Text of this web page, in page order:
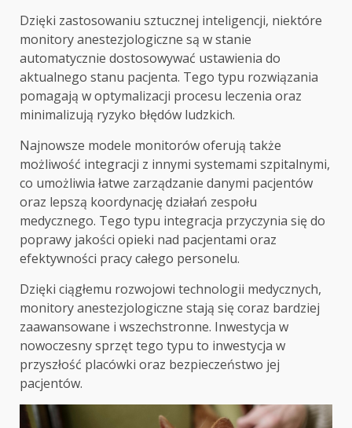
Dzięki zastosowaniu sztucznej inteligencji, niektóre
monitory anestezjologiczne są w stanie
automatycznie dostosowywać ustawienia do
aktualnego stanu pacjenta. Tego typu rozwiązania
pomagają w optymalizacji procesu leczenia oraz
minimalizują ryzyko błędów ludzkich.
Najnowsze modele monitorów oferują także
możliwość integracji z innymi systemami szpitalnymi,
co umożliwia łatwe zarządzanie danymi pacjentów
oraz lepszą koordynację działań zespołu
medycznego. Tego typu integracja przyczynia się do
poprawy jakości opieki nad pacjentami oraz
efektywności pracy całego personelu.
Dzięki ciągłemu rozwojowi technologii medycznych,
monitory anestezjologiczne stają się coraz bardziej
zaawansowane i wszechstronne. Inwestycja w
nowoczesny sprzęt tego typu to inwestycja w
przyszłość placówki oraz bezpieczeństwo jej
pacjentów.